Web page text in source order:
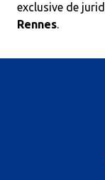
exclusive de
Rennes.